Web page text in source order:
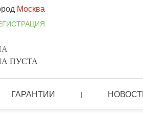
Москва
ПУСТА
ГАРАНТИИ |